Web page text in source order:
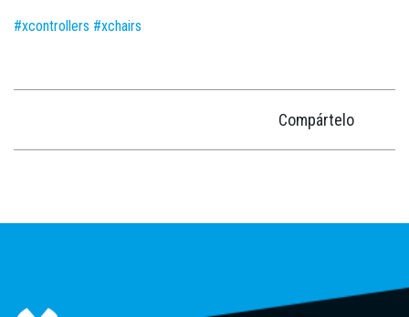
#xcontrollers #xchairs
Compártelo